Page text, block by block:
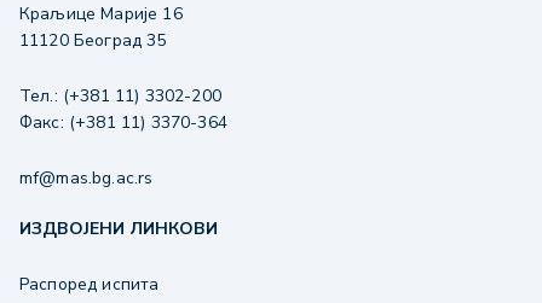
Краљице Марије 16
11120 Београд 35
Тел.: (+381 11) 3302-200
Факс: (+381 11) 3370-364
mf@mas.bg.ac.rs
ИЗДВОЈЕНИ ЛИНКОВИ
Распоред испита